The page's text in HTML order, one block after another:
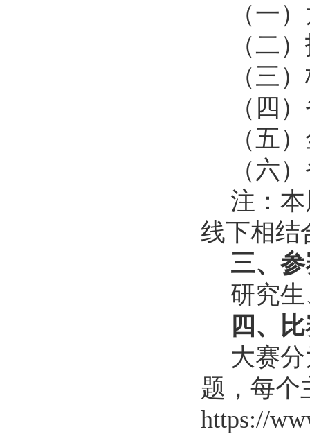
（一
（二
（三
（四
（五
（六
注：
线下相结
三、
研究
四、
大赛
题，每个
https://